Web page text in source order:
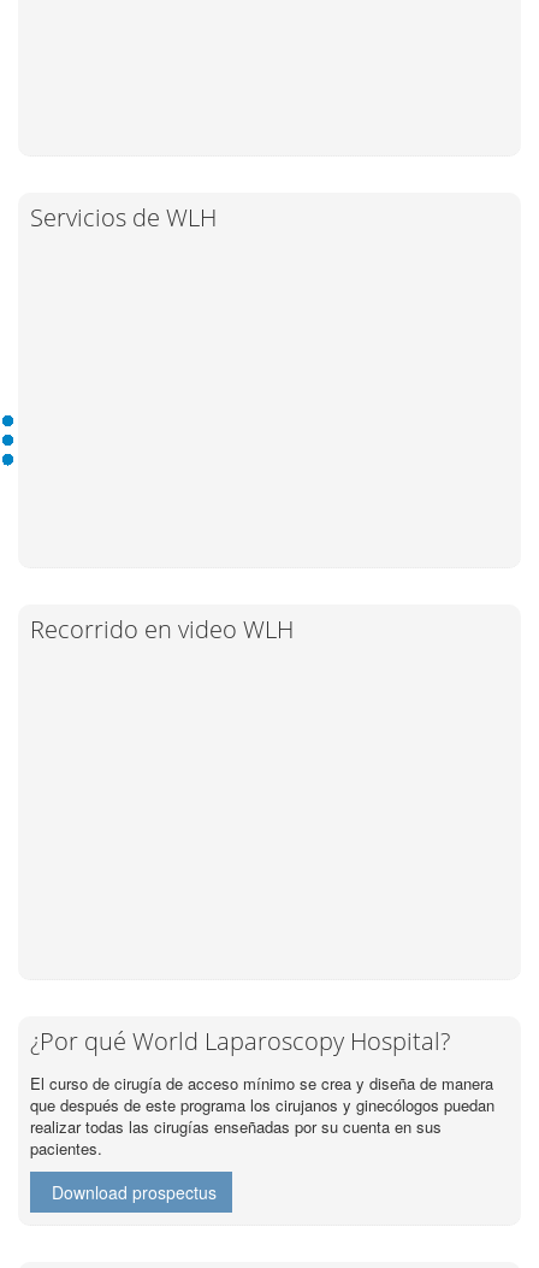
Servicios de WLH
Recorrido en video WLH
¿Por qué World Laparoscopy Hospital?
El curso de cirugía de acceso mínimo se crea y diseña de manera
que después de este programa los cirujanos y ginecólogos puedan
realizar todas las cirugías enseñadas por su cuenta en sus
pacientes.
Download prospectus